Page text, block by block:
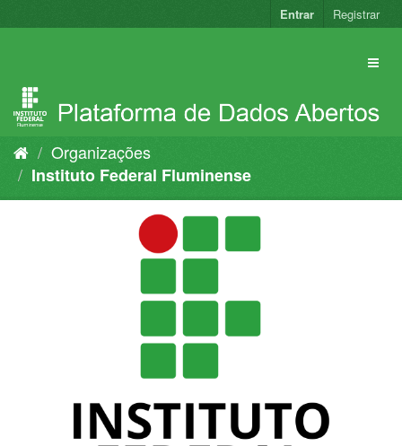
para
Entrar Registrar
Organizações
Instituto Federal Fluminense